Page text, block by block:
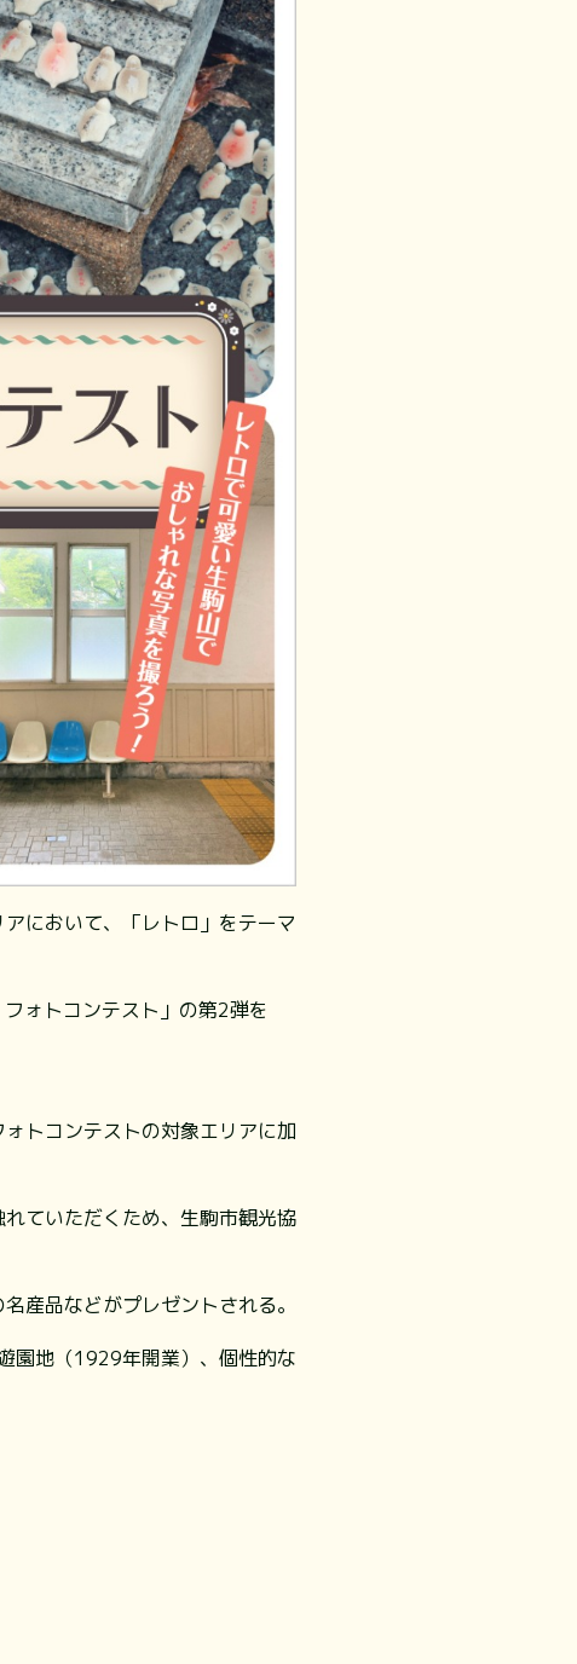
において、「レトロ」をテーマ
ォトコンテスト」の第2弾を
トコンテストの対象エリアに加
ていただくため、生駒市観光協
産品などがプレゼントされる。
園地（1929年開業）、個性的な